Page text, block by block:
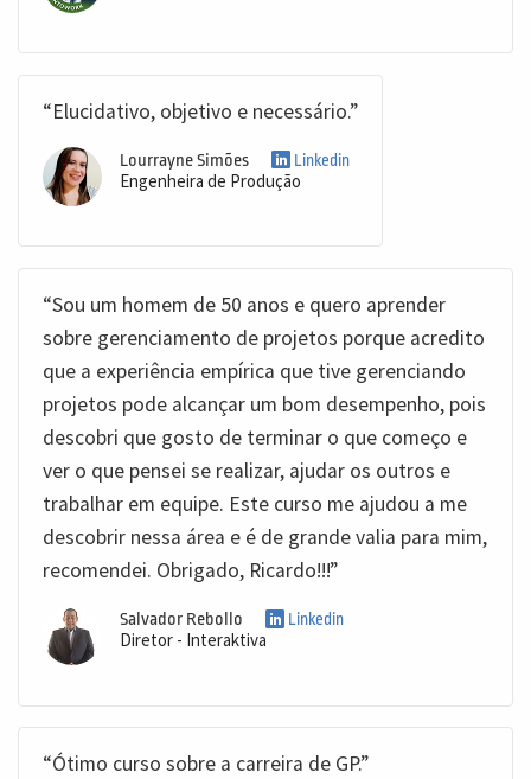
“Elucidativo, objetivo e necessário.”
Lourrayne Simões Linkedin
Engenheira de Produção
“Sou um homem de 50 anos e quero aprender
sobre gerenciamento de projetos porque acredito
que a experiência empírica que tive gerenciando
projetos pode alcançar um bom desempenho, pois
descobri que gosto de terminar o que começo e
ver o que pensei se realizar, ajudar os outros e
trabalhar em equipe. Este curso me ajudou a me
descobrir nessa área e é de grande valia para mim,
recomendei. Obrigado, Ricardo!!!”
Salvador Rebollo Linkedin
Diretor - Interaktiva
“Ótimo curso sobre a carreira de GP.”